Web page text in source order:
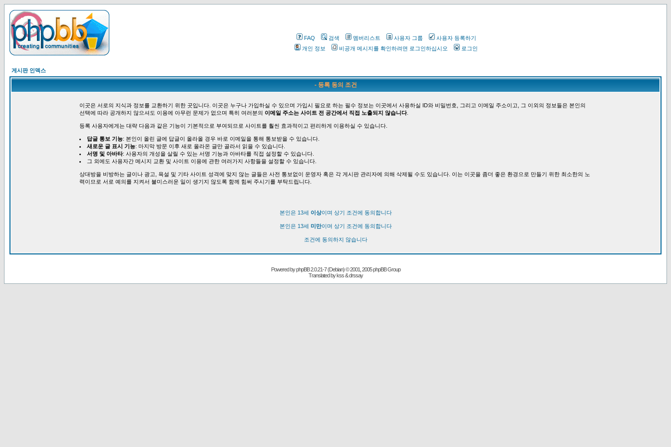
FAQ 검색 멤버리스트 사용자 그룹
사용자 등록하기
개인 정보
비공개 메시지를 확인하려면 로그인하십시오 로그인
게시판 인덱스
- 등록 동의 조건
이곳은 서로의 지식과 정보를 교환하기 위한 곳입니다. 이곳은 누구나 가입하실 수 있으며 가입시 필요로 하는 필수 정보는 이곳에서 사용하실 ID와 비밀번호, 그리고 이메일 주소이고, 그 이외의 정보들은 본인의
선택에 따라 공개하지 않으셔도 이용에 아무런 문제가 없으며 특히 여러분의 이메일 주소는 사이트 전 공간에서 직접 노출되지 않습니다.
등록 사용자에게는 대략 다음과 같은 기능이 기본적으로 부여되므로 사이트를 훨씬 효과적이고 편리하게 이용하실 수 있습니다.
답글 통보 기능: 본인이 올린 글에 답글이 올라올 경우 바로 이메일을 통해 통보받을 수 있습니다.
새로운 글 표시 기능: 마지막 방문 이후 새로 올라온 글만 골라서 읽을 수 있습니다.
서명 및 아바타: 사용자의 개성을 살릴 수 있는 서명 기능과 아바타를 직접 설정할 수 있습니다.
그 외에도 사용자간 메시지 교환 및 사이트 이용에 관한 여러가지 사항들을 설정할 수 있습니다.
상대방을 비방하는 글이나 광고, 욕설 및 기타 사이트 성격에 맞지 않는 글들은 사전 통보없이 운영자 혹은 각 게시판 관리자에 의해 삭제될 수도 있습니다. 이는 이곳을 좀더 좋은 환경으로 만들기 위한 최소한의 노
력이므로 서로 예의를 지켜서 불미스러운 일이 생기지 않도록 함께 힘써 주시기를 부탁드립니다.
본인은 13세 이상이며 상기 조건에 동의합니다
본인은 13세 미만이며 상기 조건에 동의합니다
조건에 동의하지 않습니다
Powered byphpBB2.0.21-7 (Debian) © 2001, 2005 phpBB Group
Translated by kss & drssay